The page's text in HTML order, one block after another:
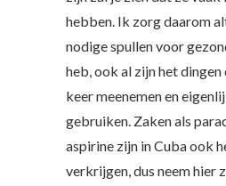
hebben. Ik zorg daarom
nodige spullen voor
heb, ook al zijn het
keer meenemen en
gebruiken. Zaken als
aspirine zijn in Cuba ook
verkrijgen, dus neem hier